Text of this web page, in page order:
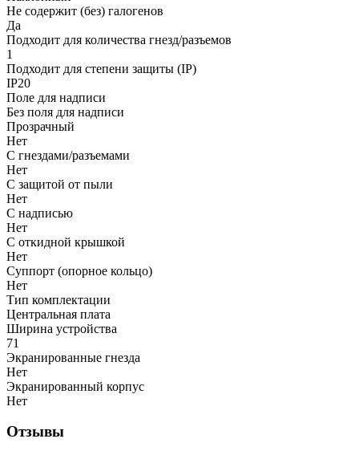
Не содержит (без) галогенов
Да
Подходит для количества гнезд/разъемов
1
Подходит для степени защиты (IP)
IP20
Поле для надписи
Без поля для надписи
Прозрачный
Нет
С гнездами/разъемами
Нет
С защитой от пыли
Нет
С надписью
Нет
С откидной крышкой
Нет
Суппорт (опорное кольцо)
Нет
Тип комплектации
Центральная плата
Ширина устройства
71
Экранированные гнезда
Нет
Экранированный корпус
Нет
Отзывы